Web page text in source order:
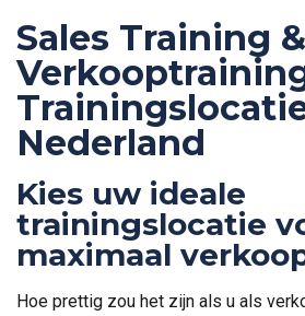
Sales Training &
Nederland
Kies uw ideale
trainingslocatie
maximaal
Hoe prettig zou het zijn als u als